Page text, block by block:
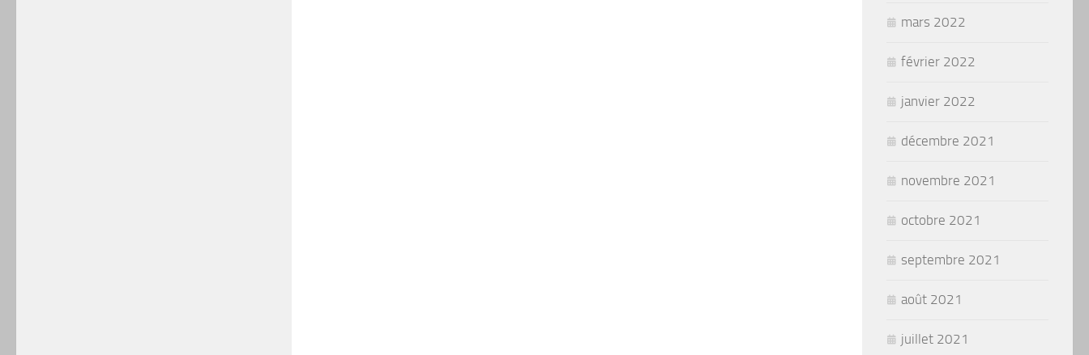
mars 2022
février 2022
janvier 2022
décembre 2021
novembre 2021
octobre 2021
septembre 2021
août 2021
juillet 2021